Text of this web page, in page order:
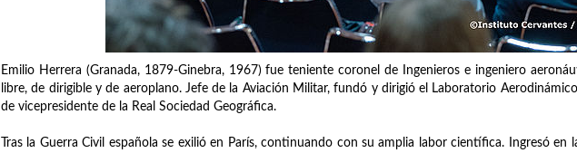
Emilio Herrera (Granada, 1879-Ginebra, 1967) fue teniente coronel de Ingenieros e ingeniero
libre, de dirigible y de aeroplano. Jefe de la Aviación Militar, fundó y dirigió el Laboratorio
de vicepresidente de la Real Sociedad Geográfica.
Tras la Guerra Civil española se exilió en París, continuando con su amplia labor científica. Ingresó